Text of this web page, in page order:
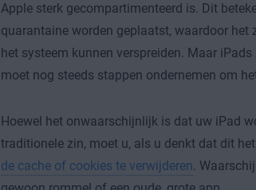
Apple sterk gecompartimenteerd is. Dit
quarantaine worden geplaatst, waardoor
het systeem kunnen verspreiden. Maar
moet nog steeds stappen ondernemen om
Hoewel het onwaarschijnlijk is dat uw iPad
traditionele zin, moet u, als u denkt dat dit
de cache of cookies te verwijderen.